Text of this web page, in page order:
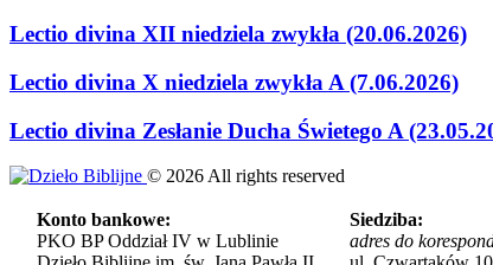
Lectio divina XII niedziela zwykła (20.06.2026)
Lectio divina X niedziela zwykła A (7.06.2026)
Lectio divina Zesłanie Ducha Świetego A
© 2026All rights reserved
Konto bankowe:
PKO BP Oddział IV w Lublinie
Siedziba:
adres do